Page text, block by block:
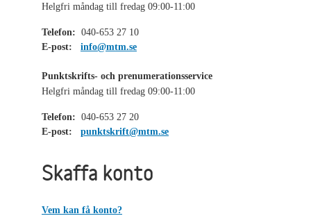
Helgfri måndag till fredag 09:00-11:00
Telefon: 040-653 27 10
E-post:
info@mtm.se
Punktskrifts- och prenumerationsservice
Helgfri måndag till fredag 09:00-11:00
Telefon: 040-653 27 20
E-post:
punktskrift@mtm.se
Skaffa konto
Vem kan få konto?